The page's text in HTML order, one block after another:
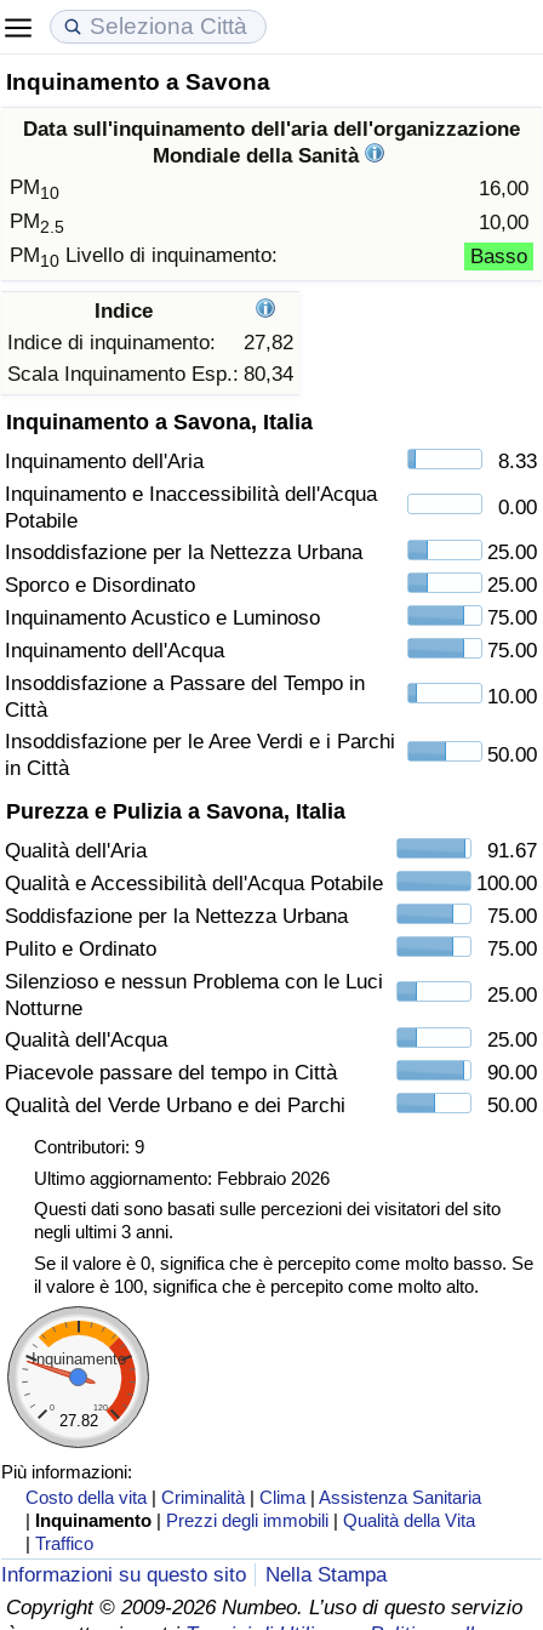
Inquinamento a Savona
Data sull'inquinamento dell'aria dell'organizzazione
Mondiale della Sanità
PM10
16,00
PM2.5
10,00
PM10 Livello di inquinamento: Basso
Indice
Indice di inquinamento:
27,82
Scala Inquinamento Esp.: 80,34
Inquinamento a Savona, Italia
Inquinamento dell'Aria
8.33
Inquinamento e Inaccessibilità dell'Acqua
Potabile
0.00
Insoddisfazione per la Nettezza Urbana
25.00
Sporco e Disordinato
25.00
Inquinamento Acustico e Luminoso
75.00
Inquinamento dell'Acqua
75.00
Insoddisfazione a Passare del Tempo in
Città
10.00
Insoddisfazione per le Aree Verdi e i Parchi
in Città
50.00
Purezza e Pulizia a Savona, Italia
Qualità dell'Aria
91.67
Qualità e Accessibilità dell'Acqua Potabile
100.00
Soddisfazione per la Nettezza Urbana
75.00
Pulito e Ordinato
75.00
Silenzioso e nessun Problema con le Luci
Notturne
25.00
Qualità dell'Acqua
25.00
Piacevole passare del tempo in Città
90.00
Qualità del Verde Urbano e dei Parchi
50.00
Contributori: 9
Ultimo aggiornamento: Febbraio 2026
Questi dati sono basati sulle percezioni dei visitatori del sito
negli ultimi 3 anni.
Se il valore è 0, significa che è percepito come molto basso. Se
il valore è 100, significa che è percepito come molto alto.
Inquinamento
0 120
27.82
Più informazioni:
Costo della vita |Criminalità |Clima |Assistenza Sanitaria
| Inquinamento | Prezzi degli immobili |Qualità della Vita
|Traffico
Informazioni su questo sito
Nella Stampa
Copyright © 2009-2026 Numbeo. L’uso di questo servizio
Costo della vita
Indice Del Costo Della Vita (corrente)
Indice Del Costo Della Vita
ad Aqaba
Prezzi degli immobili
Indice del Prezzo delle Case (Corrente)
Indice del Prezzo delle Case
Qualità della Vita
Indice della Qualità della Vita
Indice della Qualità della Vita (Corrente)
Criminalità
Indice del Tasso di Criminalità (Corrente)
Indice della Criminalità
Indice di criminalità per paese
Assistenza Sanitaria
Indice dell’Assistenza Sanitaria (Corrente)
Indice dell’Assistenza Sanitaria
Indice dell’Assistenza Sanitaria per
Nazione
Inquinamento
Indice dell’Inquinamento (Corrente)
Indice di inquinamento
Indice dell’Inquinamento per Nazione
Traffico
Indice del Traffico
Indice del traffico (Corrente)
Indice del traffico per Nazione